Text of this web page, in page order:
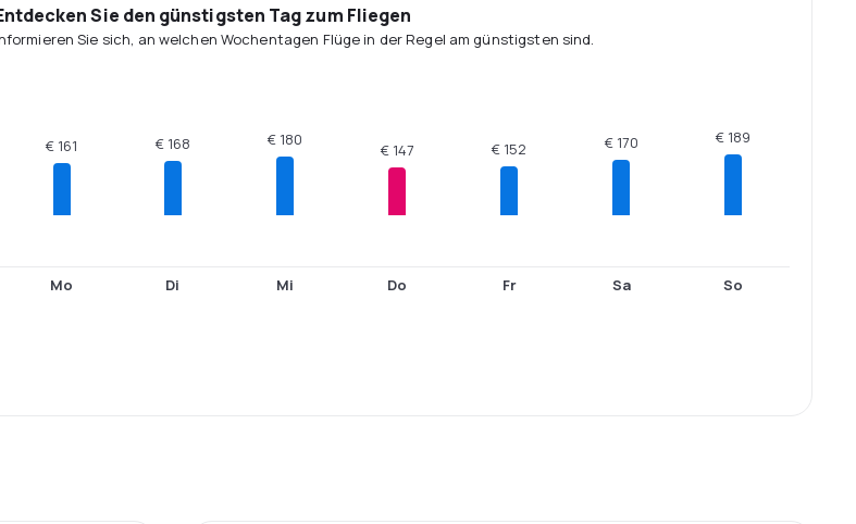
Sie den günstigsten Tag zum Fliegen
Sie sich, an welchen Wochentagen Flüge in der Regel am günstigsten sind.
€ 161
Mo
€ 168
Di
€ 180
Mi
€ 147
Do
€ 152
Fr
€ 170
Sa
€ 189
So